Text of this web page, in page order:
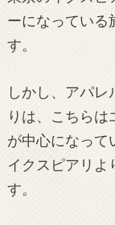
ーになっている
す。
しかし、アパレ
りは、こちら
が中心になって
イクスピアリよ
す。